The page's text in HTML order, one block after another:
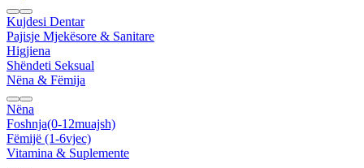
Kujdesi Dentar
Pajisje Mjekësore & Sanitare
Higjiena
Shëndeti Seksual
Nëna & Fëmija
Nëna
Foshnja(0-12muajsh)
Fëmijë (1-6vjec)
Vitamina & Suplemente